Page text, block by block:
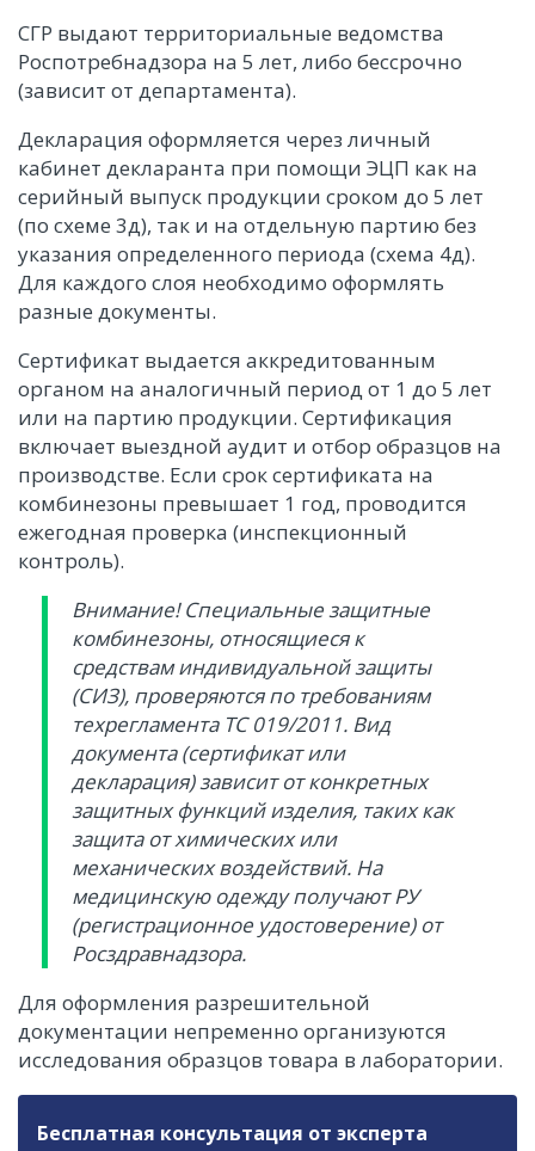
СГР выдают территориальные ведомства
Роспотребнадзора на 5 лет, либо бессрочно
(зависит от департамента).
Декларация оформляется через личный
кабинет декларанта при помощи ЭЦП как на
серийный выпуск продукции сроком до 5 лет
(по схеме 3д), так и на отдельную партию без
указания определенного периода (схема 4д).
Для каждого слоя необходимо оформлять
разные документы.
Сертификат выдается аккредитованным
органом на аналогичный период от 1 до 5 лет
или на партию продукции. Сертификация
включает выездной аудит и отбор образцов на
производстве. Если срок сертификата на
комбинезоны превышает 1 год, проводится
ежегодная проверка (инспекционный
контроль).
Внимание! Специальные защитные
комбинезоны, относящиеся к
средствам индивидуальной защиты
(СИЗ), проверяются по требованиям
техрегламента ТС 019/2011. Вид
документа (сертификат или
декларация) зависит от конкретных
защитных функций изделия, таких как
защита от химических или
механических воздействий. На
медицинскую одежду получают РУ
(регистрационное удостоверение) от
Росздравнадзора.
Для оформления разрешительной
документации непременно организуются
исследования образцов товара в лаборатории.
Бесплатная консультация от эксперта